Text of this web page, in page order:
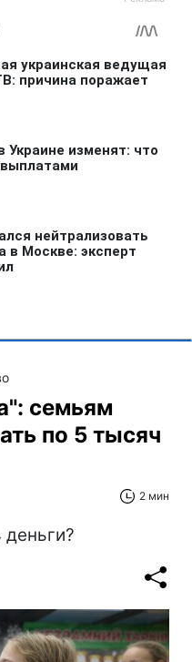
семьям
по 5 тысяч
2 мин